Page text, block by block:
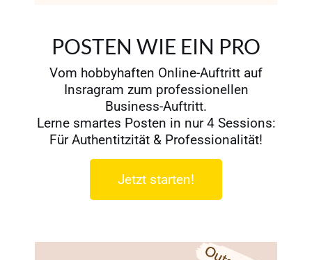
POSTEN WIE EIN PRO
Vom hobbyhaften Online-Auftritt auf
Insragram zum professionellen
Business-Auftritt.
Lerne smartes Posten in nur 4 Sessions:
Für Authentitzität & Professionalität!
Jetzt starten!